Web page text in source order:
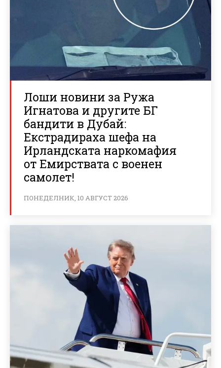
Лоши новини за Ружа
Игнатова и другите БГ
бандити в Дубай:
Екстрадираха шефа на
Ирландската наркомафия
от Емирствата с военен
самолет!
ПОНЕДЕЛНИК, 10 АВГУСТ 2026